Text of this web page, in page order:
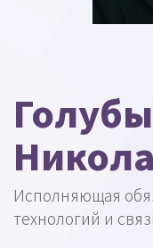
Исполняющая
технологий и